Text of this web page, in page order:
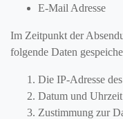
E-Mail Adresse
Im Zeitpunkt der
folgende Daten
Die IP-Adresse
Datum und Uhrzeit
Zustimmung zur